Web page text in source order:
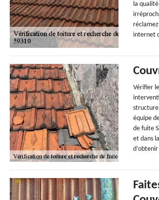
la
internet
Vérifier
équipe
de fuite
et dans